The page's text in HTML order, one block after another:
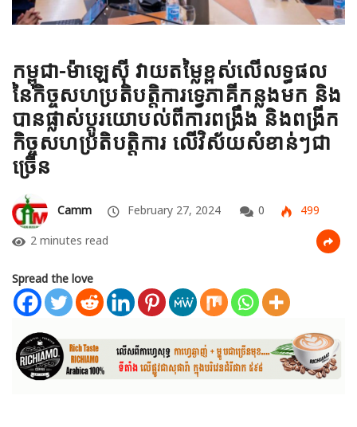
កម្ពុជា-ម៉ាឡេស៊ី វាយតម្លៃខ្ពស់លើលទ្ធផល
នៃកិច្ចសហប្រតិបត្តិការទ្វេភាគីកន្លងមក និង
បានផ្លាស់ប្ដូរយោបល់ពីការពង្រឹង និងពង្រីក
កិច្ចសហប្រតិបត្តិការ លើវិស័យសំខាន់ៗជា
ច្រើន
Camm February 27, 2024 0
499
2 minutes read
Spread the love